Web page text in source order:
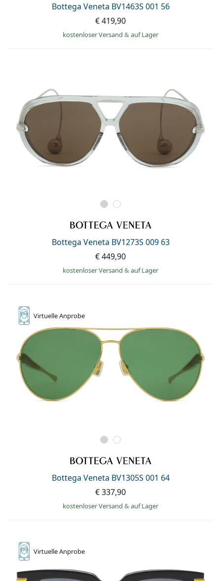
Bottega Veneta BV1463S 001 56
€ 419,90
kostenloser Versand & auf Lager
Bottega Veneta BV1273S 009 63
€ 449,90
kostenloser Versand & auf Lager
VirtuelleAnprobe
Bottega Veneta BV1305S 001 64
€ 337,90
kostenloser Versand & auf Lager
VirtuelleAnprobe